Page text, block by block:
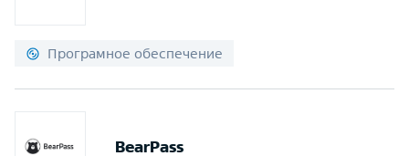
Програмное обеспечение
BearPass